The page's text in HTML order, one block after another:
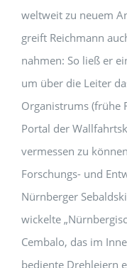
weltweit zu neuem
greift Reichmann
nahmen: So ließ er
um über die Leiter
Organistrums (frühe
Portal der
vermessen zu
Forschungs- und
Nürnberger
wickelte
Cembalo, das im
bediente Drehleiern